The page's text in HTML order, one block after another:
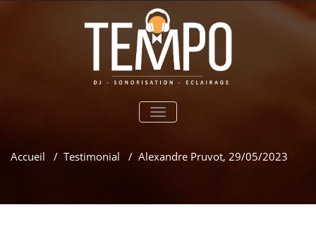
TOGGLE
Accueil / Testimonial / Alexandre Pruvot, 29/05/2023